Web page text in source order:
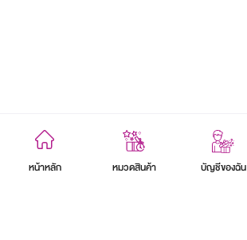
หน้าหลัก หมวดสินค้า บัญชีของฉัน
ข้อตกลงและเงื่อนไข นโยบายความเป็นส่วนตัว